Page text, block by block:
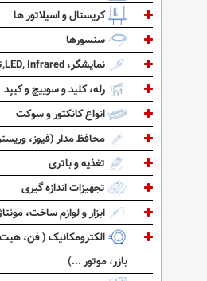
کریستال و اسیلاتور ها
سنسورها
نمایشگر، LED, Infrared,تاچ
رله، کلید و سوییچ و کیپد
انواع کانکتور و سوکت
محافظ مدار (فیوز،
تغذیه و باتری
تجهیزات اندازه گیری
ابزار و لوازم ساخت،
الکترومکانیک ( فن،
بازر، موتور ...)